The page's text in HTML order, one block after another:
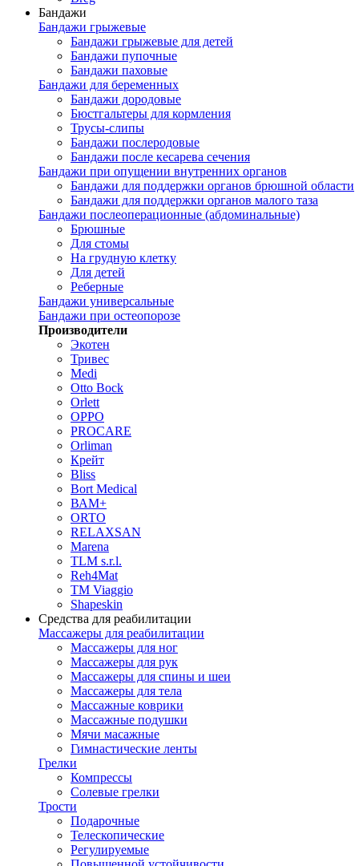
Бандажи
Бандажи грыжевые
Бандажи грыжевые для детей
Бандажи пупочные
Бандажи паховые
Бандажи для беременных
Бандажи дородовые
Бюстгальтеры для кормления
Трусы-слипы
Бандажи послеродовые
Бандажи после кесарева сечения
Бандажи при опущении внутренних органов
Бандажи для поддержки органов брюшной области
Бандажи для поддержки органов малого таза
Бандажи послеоперационные (абдоминальные)
Брюшные
Для стомы
На грудную клетку
Для детей
Реберные
Бандажи универсальные
Бандажи при остеопорозе
Производители
Экотен
Тривес
Medi
Otto Bock
Orlett
OPPO
PROCARE
Orliman
Крейт
Bliss
Bort Medical
ВАМ+
ORTO
RELAXSAN
Marena
TLM s.r.l.
Reh4Mat
TM Viaggio
Shapeskin
Средства для реабилитации
Массажеры для реабилитации
Массажеры для ног
Массажеры для рук
Массажеры для спины и шеи
Массажеры для тела
Массажные коврики
Массажные подушки
Мячи масажные
Гимнастические ленты
Грелки
Компрессы
Солевые грелки
Трости
Подарочные
Телескопические
Регулируемые